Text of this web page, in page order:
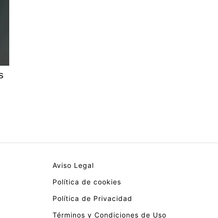
Aviso Legal
Política de cookies
Política de Privacidad
Términos y Condiciones de Uso